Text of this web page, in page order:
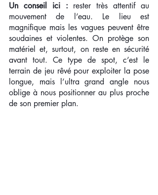
Un conseil ici : rester très attentif au
mouvement de l’eau. Le lieu est
magnifique mais les vagues peuvent être
soudaines et violentes. On protège son
matériel et, surtout, on reste en sécurité
avant tout. Ce type de spot, c’est le
terrain de jeu rêvé pour exploiter la pose
longue, mais l’ultra grand angle nous
oblige à nous positionner au plus proche
de son premier plan.